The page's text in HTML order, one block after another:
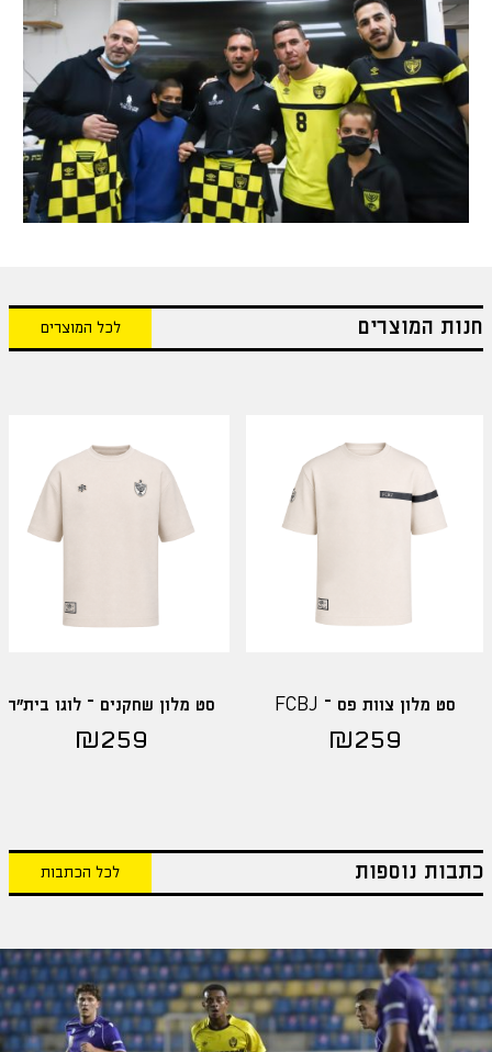
חנות המוצרים לכל המוצרים
סט מלון צוות פס – FCBJ
₪259
סט מלון שחקנים – לוגו בית"ר
₪259
כתבות נוספות לכל הכתבות